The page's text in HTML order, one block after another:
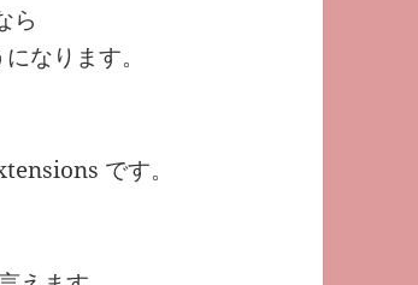
ら
なります。
です。